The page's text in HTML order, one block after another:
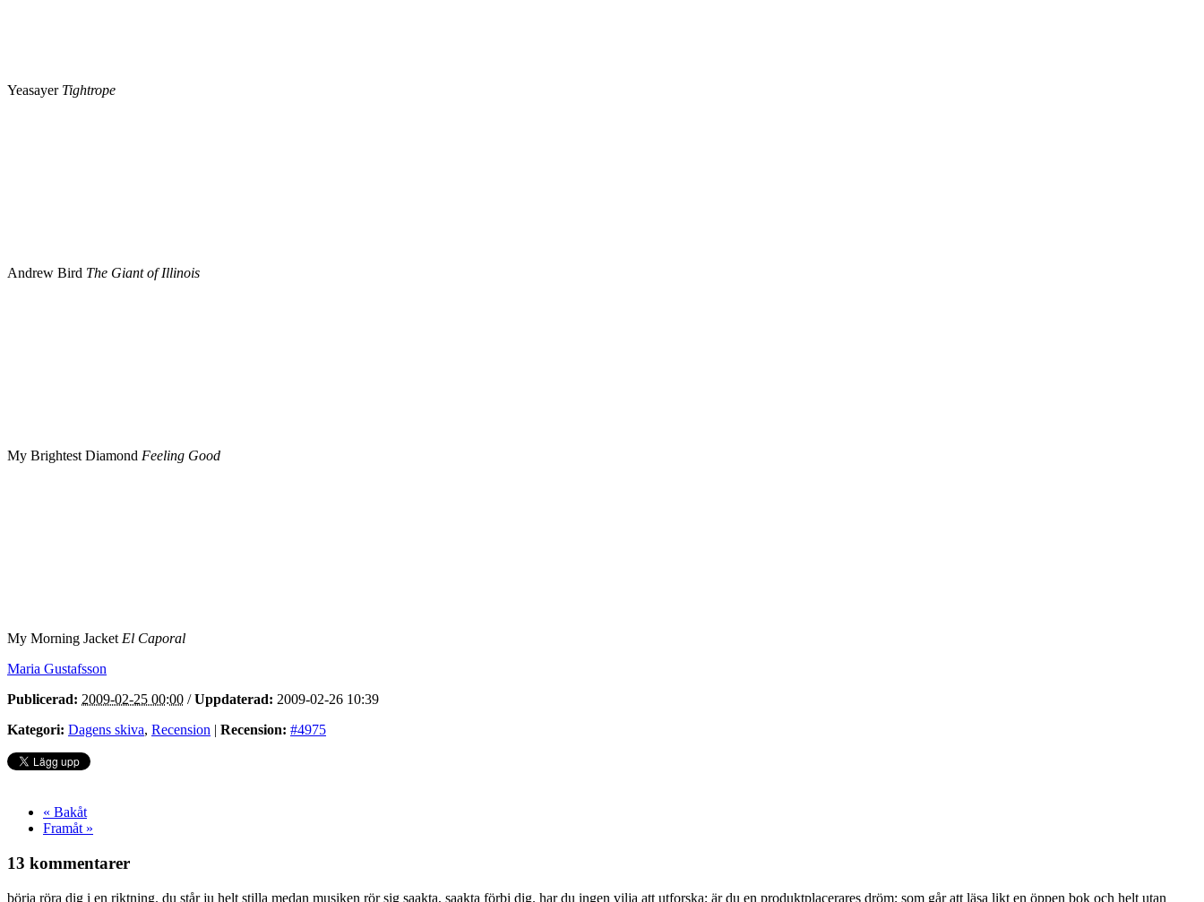
Yeasayer Tightrope
Andrew Bird The Giant of Illinois
My Brightest Diamond Feeling Good
My Morning JacketEl Caporal
Maria Gustafsson
Publicerad: 2009-02-25 00:00 /Uppdaterad: 2009-02-26 10:39
Kategori: Dagens skiva, Recension | Recension: #4975
« Bakåt
Framåt »
13 kommentarer
börja röra dig i en riktning. du står ju helt stilla medan musiken rör sig saakta, saakta förbi dig. har du ingen vilja att utforska; är du en produktplacerares dröm; som går att läsa likt en öppen bok och helt utan